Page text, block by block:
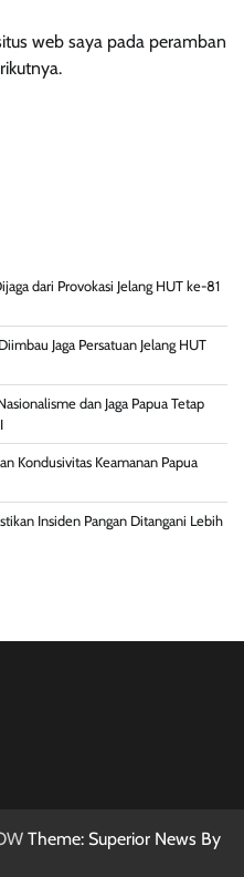
web saya pada peramban
dari Provokasi Jelang HUT ke-81
Jaga Persatuan Jelang HUT
dan Jaga Papua Tetap
Kondusivitas Keamanan Papua
Insiden Pangan Ditangani Lebih
Theme: Superior News By